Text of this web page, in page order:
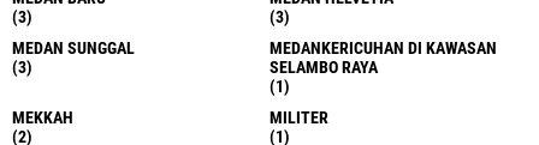
(3)
(3)
MEDAN SUNGGAL
(3)
MEDANKERICUHAN DI KAWASAN
SELAMBO RAYA
(1)
MEKKAH
(2)
MILITER
(1)